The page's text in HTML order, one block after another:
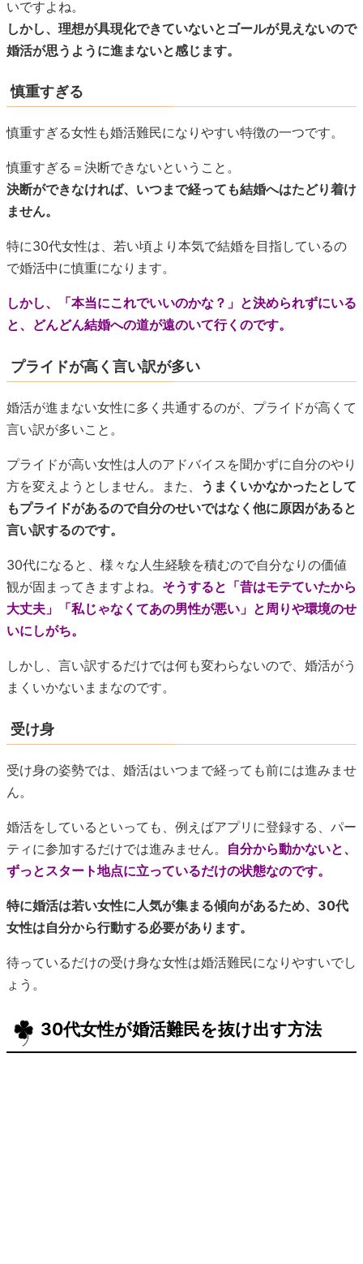
いですよね。
しかし、理想が具現化できていないとゴールが見えないので
婚活が思うように進まないと感じます。
慎重すぎる
慎重すぎる女性も婚活難民になりやすい特徴の一つです。
慎重すぎる＝決断できないということ。
決断ができなければ、いつまで経っても結婚へはたどり着け
ません。
特に30代女性は、若い頃より本気で結婚を目指しているの
で婚活中に慎重になります。
しかし、「本当にこれでいいのかな？」と決められずにいる
と、どんどん結婚への道が遠のいて行くのです。
プライドが高く言い訳が多い
婚活が進まない女性に多く共通するのが、プライドが高くて
言い訳が多いこと。
プライドが高い女性は人のアドバイスを聞かずに自分のやり
方を変えようとしません。また、 うまくいかなかったとして
もプライドがあるので自分のせいではなく他に原因があると
言い訳するのです。
30代になると、様々な人生経験を積むので自分なりの価値
観が固まってきますよね。 そうすると「昔はモテていたから
大丈夫」「私じゃなくてあの男性が悪い」と周りや環境のせ
いにしがち。
しかし、言い訳するだけでは何も変わらないので、婚活がう
まくいかないままなのです。
受け身
受け身の姿勢では、婚活はいつまで経っても前には進みませ
ん。
婚活をしているといっても、例えばアプリに登録する、パー
ティに参加するだけでは進みません。 自分から動かないと、
ずっとスタート地点に立っているだけの状態なのです。
特に婚活は若い女性に人気が集まる傾向があるため、30代
女性は自分から行動する必要があります。
待っているだけの受け身な女性は婚活難民になりやすいでし
ょう。
30代女性が婚活難民を抜け出す方法